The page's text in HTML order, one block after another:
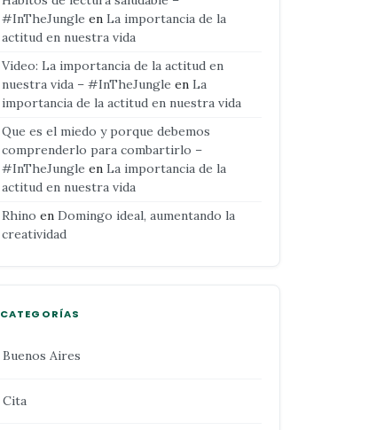
#InTheJungle en La importancia de la
actitud en nuestra vida
Video: La importancia de la actitud en
nuestra vida – #InTheJungle en La
importancia de la actitud en nuestra vida
Que es el miedo y porque debemos
comprenderlo para combartirlo –
#InTheJungle en La importancia de la
actitud en nuestra vida
Rhino en Domingo ideal, aumentando la
creatividad
CATEGORÍAS
Buenos Aires
Cita